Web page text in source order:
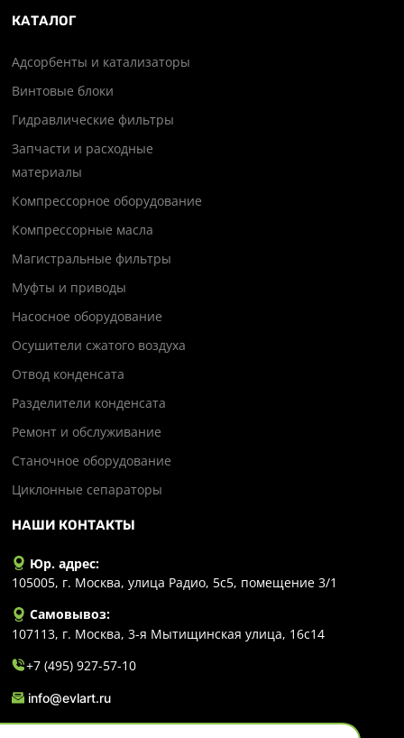
КАТАЛОГ
Адсорбенты и катализаторы
Винтовые блоки
Гидравлические фильтры
Запчасти и расходные
материалы
Компрессорное оборудование
Компрессорные масла
Магистральные фильтры
Муфты и приводы
Насосное оборудование
Осушители сжатого воздуха
Отвод конденсата
Разделители конденсата
Ремонт и обслуживание
Станочное оборудование
Циклонные сепараторы
НАШИ КОНТАКТЫ
Юр. адрес:
105005, г. Москва, улица Радио, 5с5, помещение 3/1
Самовывоз:
107113, г. Москва, 3-я Мытищинская улица, 16с14
+7 (495) 927-57-10
info@evlart.ru